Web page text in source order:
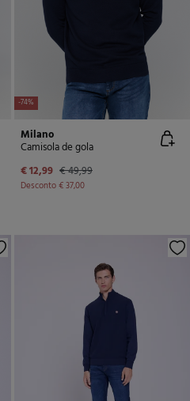
-74%
Milano
Camisola de gola
€ 12,99 € 49,99
Desconto€ 37,00